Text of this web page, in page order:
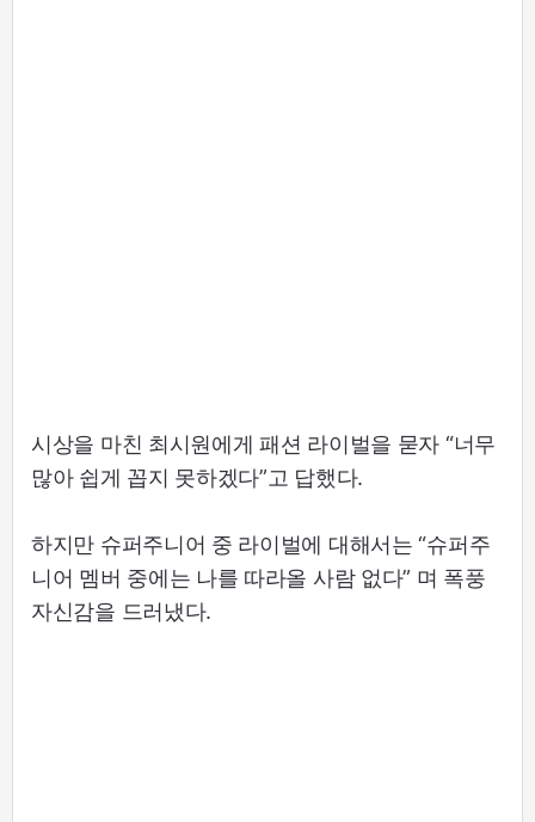
시상을 마친 최시원에게 패션 라이벌을 묻자 “너무
많아 쉽게 꼽지 못하겠다”고 답했다.
하지만 슈퍼주니어 중 라이벌에 대해서는 “슈퍼주
니어 멤버 중에는 나를 따라올 사람 없다” 며 폭풍
자신감을 드러냈다.